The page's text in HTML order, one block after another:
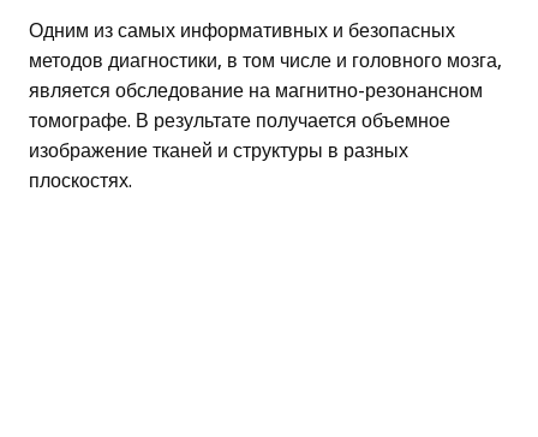
Одним из самых информативных и безопасных
методов диагностики, в том числе и головного мозга,
является обследование на магнитно-резонансном
томографе. В результате получается объемное
изображение тканей и структуры в разных
плоскостях.